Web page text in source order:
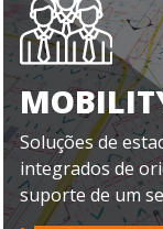
Soluções de
integrados de
suporte de um